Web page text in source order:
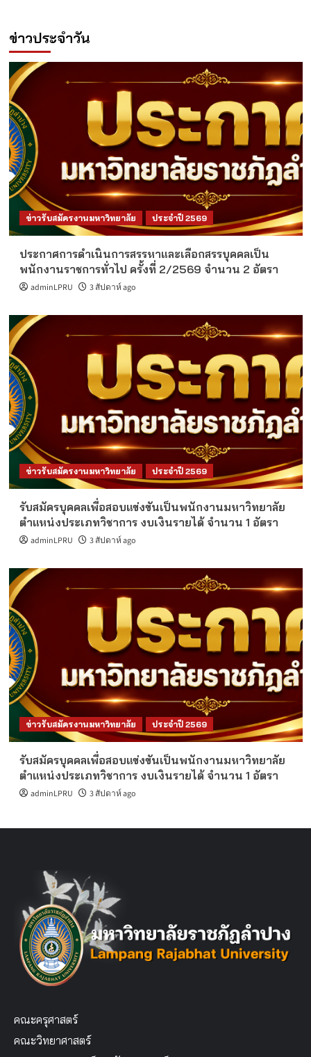
ข่าวประจำวัน
ข่าวรับสมัครงานมหาวิทยาลัย ประจำปี 2569
ประกาศการดำเนินการสรรหาและเลือกสรรบุคคลเป็น
พนักงานราชการทั่วไป ครั้งที่ 2/2569 จำนวน 2 อัตรา
adminLPRU 3 สัปดาห์ ago
ข่าวรับสมัครงานมหาวิทยาลัย ประจำปี 2569
รับสมัครบุคคลเพื่อสอบแข่งขันเป็นพนักงานมหาวิทยาลัย
ตำแหน่งประเภทวิชาการ งบเงินรายได้ จำนวน 1 อัตรา
adminLPRU 3 สัปดาห์ ago
ข่าวรับสมัครงานมหาวิทยาลัย ประจำปี 2569
รับสมัครบุคคลเพื่อสอบแข่งขันเป็นพนักงานมหาวิทยาลัย
ตำแหน่งประเภทวิชาการ งบเงินรายได้ จำนวน 1 อัตรา
adminLPRU 3 สัปดาห์ ago
คณะครุศาสตร์
คณะวิทยาศาสตร์